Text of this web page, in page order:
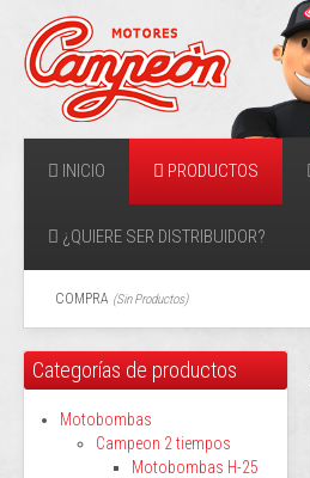
INICIO PRODUCTOS
¿QUIERE SER DISTRIBUIDOR?
COMPRA (Sin Productos)
Categorías de productos
Motobombas
Campeon 2 tiempos
Motobombas H-25